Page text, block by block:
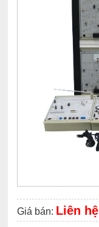
Giá bán: Liên hệ